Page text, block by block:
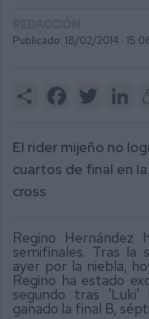
Publicado: 18/02/2014 ·
Share FacebookTwitter
El rider mijeño no
cuartos de final en
cross
Regino Hernández
semifinales. Tras la
ayer por la niebla,
Regino ha estado
segundo tras
ganado la final B,